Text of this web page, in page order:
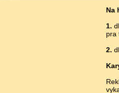
Na
1.
pra
2.